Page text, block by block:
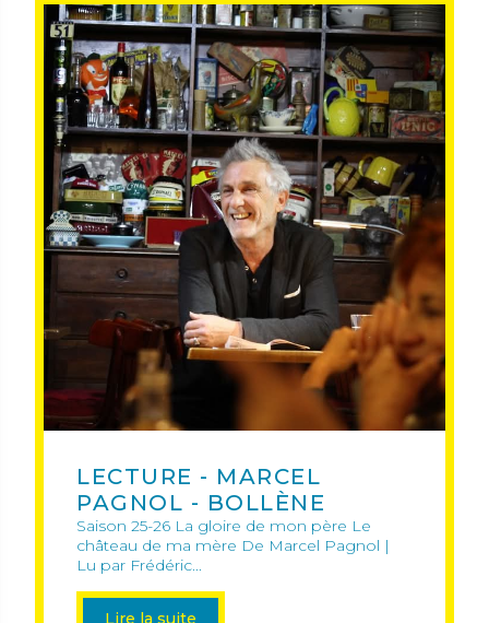
LECTURE - MARCEL
PAGNOL - BOLLÈNE
Saison 25-26 La gloire de mon père Le
château de ma mère De Marcel Pagnol |
Lu par Frédéric...
Lire la suite